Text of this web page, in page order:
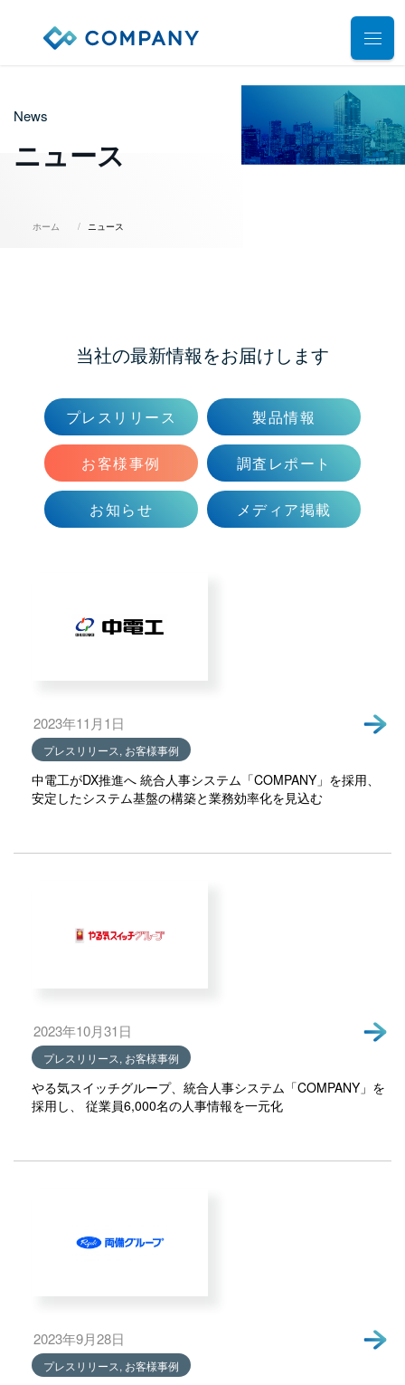
人事管理
公共・公益法人向け
システム選定支援コンサルティングサービス
アウトソーシング（WBS）
セミナー
会社情報
会社情報トップ
企業理念
会社概要
ニュース
WHI Holdings
資料ダウンロード お問い合わせ
03-5575-5277
受付時間9:30〜18:30（土日祝日を除く）
News
ニュース
ホーム ニュース
当社の最新情報をお届けします
プレスリリース 製品情報
お客様事例 調査レポート
お知らせ メディア掲載
2023年11月1日
プレスリリース, お客様事例
中電工がDX推進へ 統合人事システム「COMPANY」を採用、
安定したシステム基盤の構築と業務効率化を見込む
2023年10月31日
プレスリリース, お客様事例
やる気スイッチグループ、統合人事システム「COMPANY」を
採用し、 従業員6,000名の人事情報を一元化
2023年9月28日
プレスリリース, お客様事例